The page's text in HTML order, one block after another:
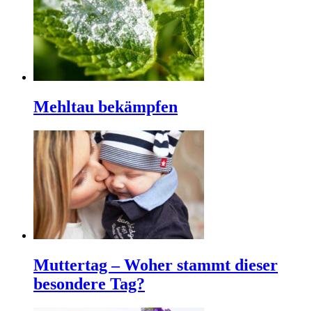
Mehltau bekämpfen
Muttertag – Woher stammt dieser
besondere Tag?